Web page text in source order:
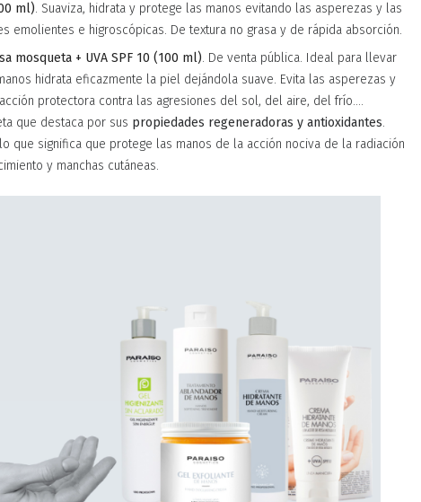
ml). Suaviza, hidrata y protege las manos evitando las asperezas y las
emolientes e higroscópicas. De textura no grasa y de rápida absorción.
mosqueta + UVA SPF 10 (100 ml). De venta pública. Ideal para llevar
hidrata eficazmente la piel dejándola suave. Evita las asperezas y
protectora contra las agresiones del sol, del aire, del frío….
que destaca por sus propiedades regeneradoras y antioxidantes.
que significa que protege las manos de la acción nociva de la radiación
y manchas cutáneas.